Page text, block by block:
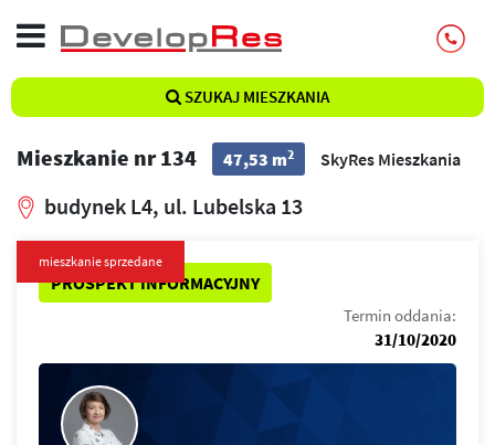
SZUKAJ MIESZKANIA
Mieszkanie nr 134 47,53 m2 SkyRes Mieszkania
budynek L4, ul. Lubelska 13
PROSPEKT INFORMACYJNY
mieszkanie sprzedane
Termin oddania:
31/10/2020